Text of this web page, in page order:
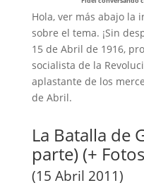
Hola, ver más abajo la
sobre el tema. ¡Sin
15 de Abril de 1916,
socialista de la
aplastante de los
de Abril.
La Batalla de
parte) (+
(15 Abril 2011)